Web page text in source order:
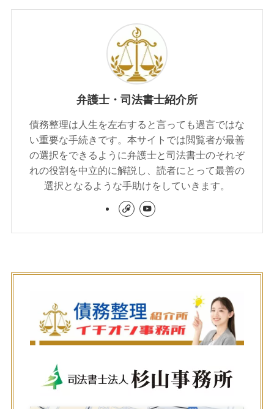
弁護士・司法書士紹介所
債務整理は人生を左右すると言っても過言ではな
い重要な手続きです。本サイトでは閲覧者が最善
の選択をできるように弁護士と司法書士のそれぞ
れの役割を中立的に解説し、読者にとって最善の
選択となるような手助けをしていきます。